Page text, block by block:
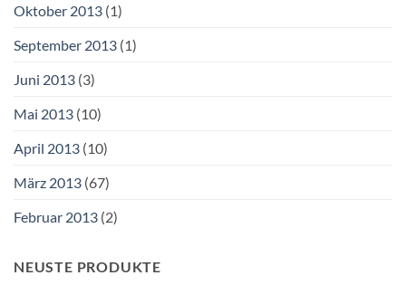
Oktober 2013 (1)
September 2013 (1)
Juni 2013 (3)
Mai 2013 (10)
April 2013 (10)
März 2013 (67)
Februar 2013 (2)
NEUSTE PRODUKTE